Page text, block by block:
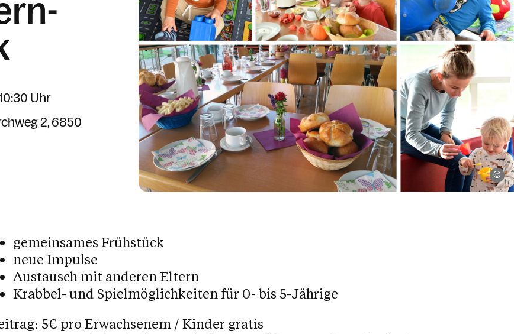
Uhr
2 6850
gemeinsames Frühstück
neue Impulse
Austausch mit anderen Eltern
Krabbel- und Spielmöglichkeiten für 0- bis 5-Jährige
5€ pro Erwachsenem / Kinder gratis